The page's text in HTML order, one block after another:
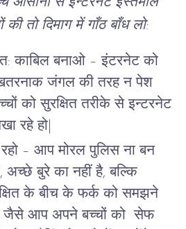
की तो दिमाग में गाँठ बाँध लो:
काबिल बनाओ – इंटरनेट को
जंगल की तरह न पेश
को सुरक्षित तरीके से इन्टरनेट
रहे हो|
– आप मोरल पुलिस ना बन
बुरे का नहीं है, बल्कि
के बीच के फर्क को समझने
जैसे आप अपने बच्चों को सेफ